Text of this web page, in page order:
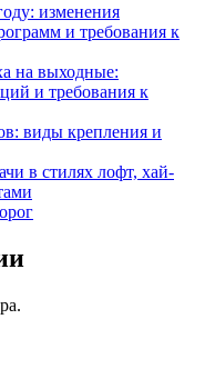
изменения
и требования к
на выходные:
и требования к
виды крепления и
в стилях лофт, хай-